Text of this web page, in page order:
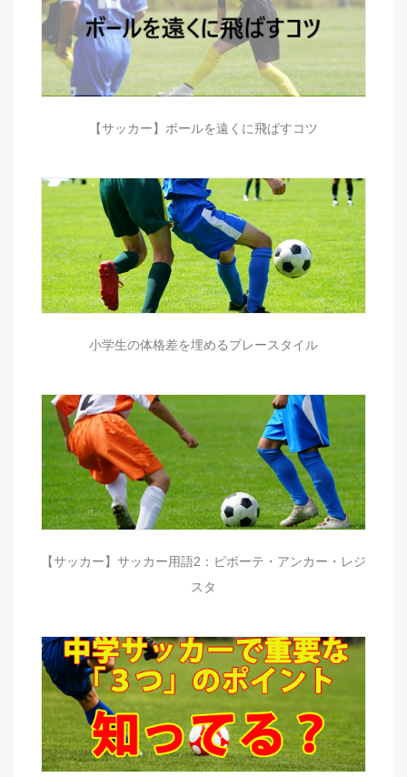
【サッカー】ボールを遠くに飛ばすコツ
小学生の体格差を埋めるプレースタイル
【サッカー】サッカー用語2：ピボーテ・アンカー・レジ
スタ